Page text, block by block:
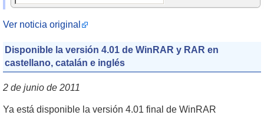
Ver noticia original
Disponible la versión 4.01 de WinRAR y RAR en
castellano, catalán e inglés
2 de junio de 2011
Ya está disponible la versión 4.01 final de WinRAR